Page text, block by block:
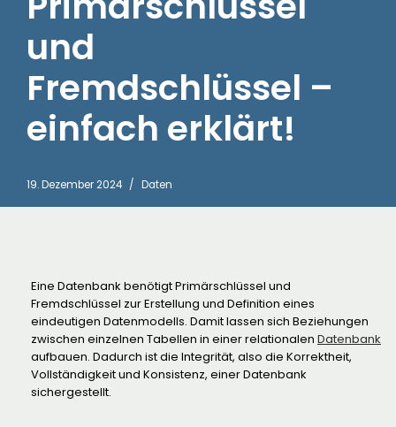
und
Fremdschlüssel –
einfach erklärt!
19. Dezember 2024 Daten
Eine Datenbank benötigt Primärschlüssel und
Fremdschlüssel zur Erstellung und Definition eines
eindeutigen Datenmodells. Damit lassen sich Beziehungen
zwischen einzelnen Tabellen in einer relationalen Datenbank
aufbauen. Dadurch ist die Integrität, also die Korrektheit,
Vollständigkeit und Konsistenz, einer Datenbank
sichergestellt.